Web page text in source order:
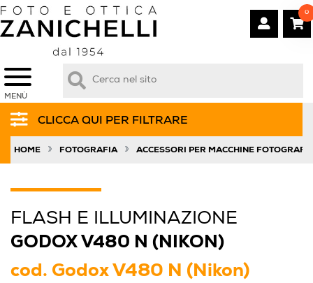
MENÙ
0
CLICCA QUI PER FILTRARE
HOME » FOTOGRAFIA » ACCESSORI PER MACCHINE
FLASH E ILLUMINAZIONE
GODOX V480 N (NIKON)
cod. Godox V480 N (Nikon)